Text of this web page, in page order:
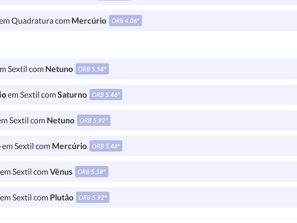
Quadratura com Mercúrio ORB4.06°
Sextil com Netuno ORB 5.58°
em Sextil comSaturno ORB 5.46°
Sextil com Netuno ORB 5.92°
em Sextil com Mercúrio ORB 5.46°
Sextil comVênus ORB 5.58°
Sextil com Plutão ORB 5.92°